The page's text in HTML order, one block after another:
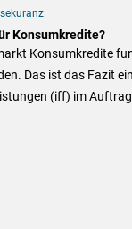
Konsumkredite?
Konsumkredite
Das ist das Fazit
(iff) im